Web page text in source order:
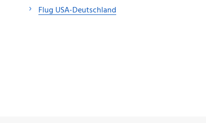
Flug USA-Deutschland